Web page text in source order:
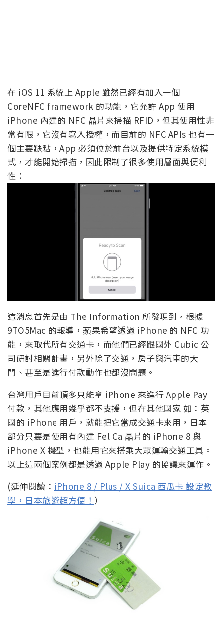
在 iOS 11 系統上 Apple 雖然已經有加入一個
CoreNFC framework 的功能，它允許 App 使用
iPhone 內建的 NFC 晶片來掃描 RFID，但其使用性非
常有限，它沒有寫入授權，而目前的 NFC APIs 也有一
個主要缺點，App 必須位於前台以及提供特定系統模
式，才能開始掃描，因此限制了很多使用層面與便利
性：
這消息首先是由 The Information 所發現到，根據
9TO5Mac 的報導，蘋果希望透過 iPhone 的 NFC 功
能，來取代所有交通卡，而他們已經跟國外 Cubic 公
司研討相關計畫，另外除了交通，房子與汽車的大
門、甚至是進行付款動作也都沒問題。
台灣用戶目前頂多只能拿 iPhone 來進行 Apple Pay
付款，其他應用幾乎都不支援，但在其他國家 如：英
國的 iPhone 用戶，就能把它當成交通卡來用，日本
部分只要是使用有內建 FeliCa 晶片的 iPhone 8 與
iPhone X 機型，也能用它來搭乘大眾運輸交通工具。
以上這兩個案例都是透過 Apple Play 的協議來運作。
(延伸閱讀： iPhone 8 / Plus / X Suica 西瓜卡 設定教
學，日本旅遊超方便！ ）